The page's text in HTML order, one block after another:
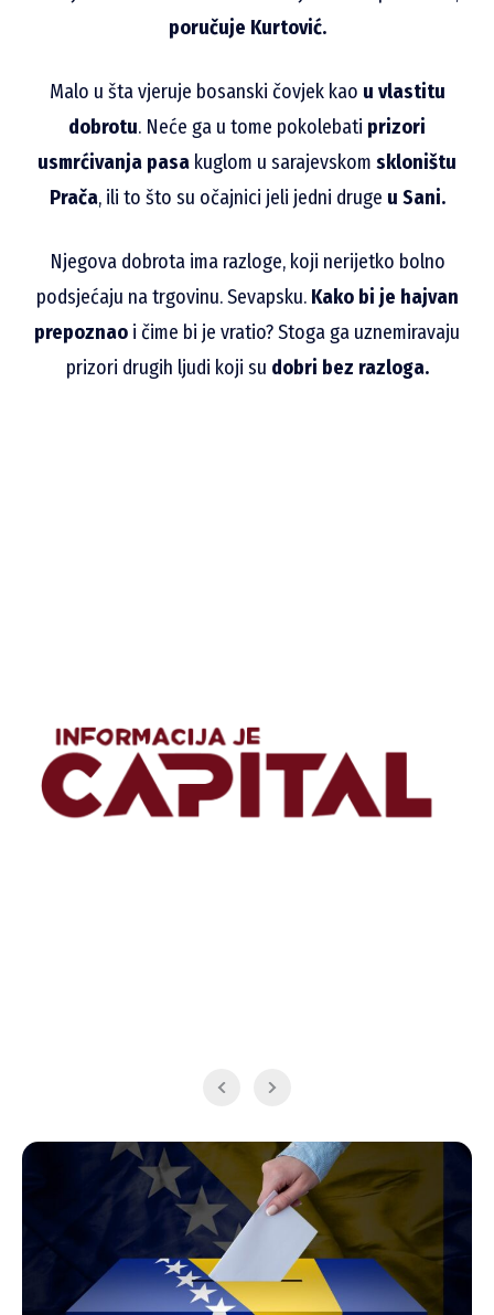
poručuje Kurtović.
Malo u šta vjeruje bosanski čovjek kao u vlastitu
dobrotu. Neće ga u tome pokolebati prizori
usmrćivanja pasa kuglom u sarajevskom skloništu
Prača, ili to što su očajnici jeli jedni druge u Sani.
Njegova dobrota ima razloge, koji nerijetko bolno
podsjećaju na trgovinu. Sevapsku. Kako bi je hajvan
prepoznao i čime bi je vratio? Stoga ga uznemiravaju
prizori drugih ljudi koji su dobri bez razloga.